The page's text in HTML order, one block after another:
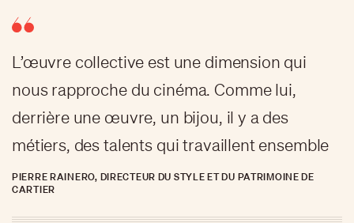
L’œuvre collective est une dimension qui
nous rapproche du cinéma. Comme lui,
derrière une œuvre, un bijou, il y a des
métiers, des talents qui travaillent ensemble
PIERRE RAINERO, DIRECTEUR DU STYLE ET DU PATRIMOINE DE
CARTIER